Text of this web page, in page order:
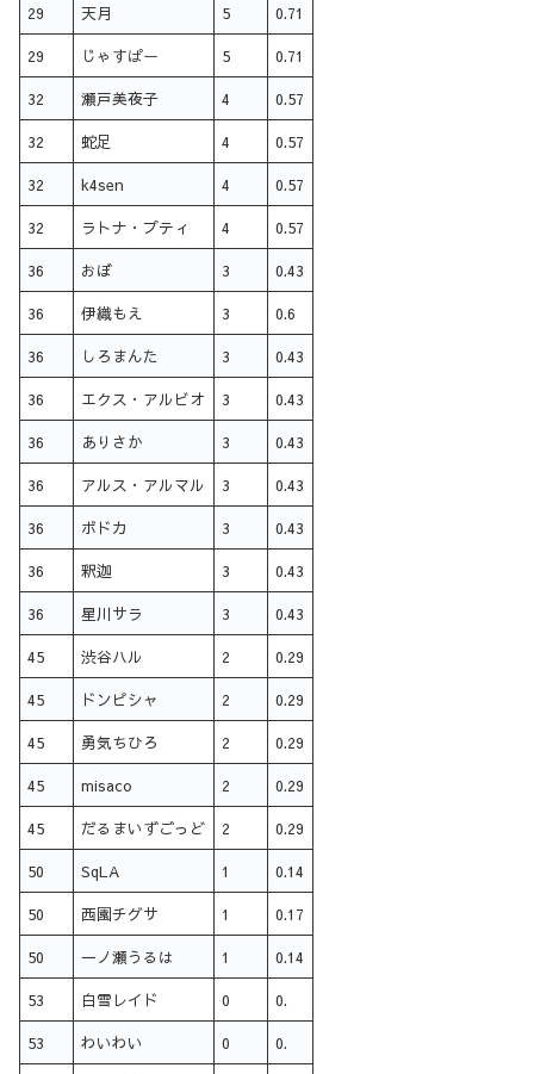
29 天月 5 0.71
29 じゃすぱー 5 0.71
32 瀬戸美夜子 4 0.57
32 蛇足 4 0.57
32 k4sen 4 0.57
32 ラトナ・プティ 4 0.57
36 おぼ 3 0.43
36 伊織もえ 3 0.6
36 しろまんた 3 0.43
36 エクス・アルビオ 3 0.43
36 ありさか 3 0.43
36 アルス・アルマル 3 0.43
36 ボドカ 3 0.43
36 釈迦 3 0.43
36 星川サラ 3 0.43
45 渋谷ハル 2 0.29
45 ドンピシャ 2 0.29
45 勇気ちひろ 2 0.29
45 misaco 2 0.29
45 だるまいずごっど 2 0.29
50 SqLA 1 0.14
50 西園チグサ 1 0.17
50 一ノ瀬うるは 1 0.14
53 白雪レイド 0 0.
53 わいわい 0 0.